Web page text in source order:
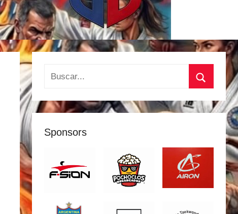
Buscar:
Buscar
Sponsors